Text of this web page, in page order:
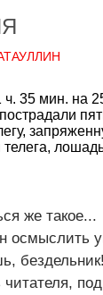
ч. 35 мин. на
телега,
же такое...
осмыслить